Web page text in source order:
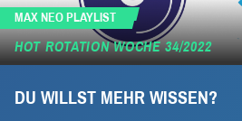
MAX NEO PLAYLIST
HOT ROTATION WOCHE 34/2022
DU WILLST MEHR WISSEN?